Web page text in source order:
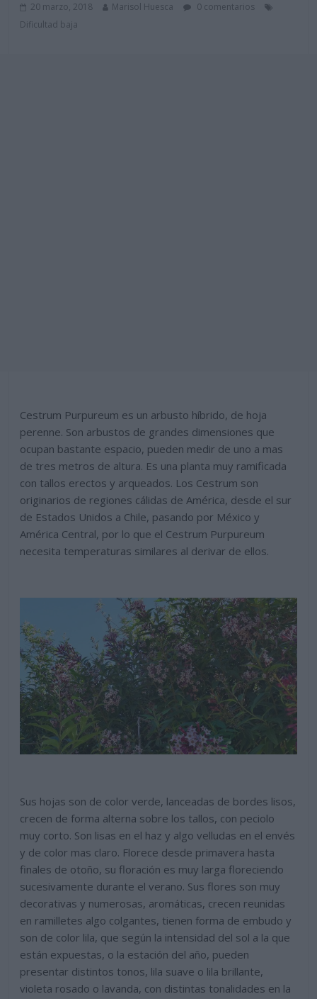
20 marzo, 2018 Marisol Huesca
0 comentarios
Dificultad baja
Cestrum Purpureum es un arbusto híbrido, de hoja
perenne. Son arbustos de grandes dimensiones que
ocupan bastante espacio, pueden medir de uno a mas
de tres metros de altura. Es una planta muy ramificada
con tallos erectos y arqueados. Los Cestrum son
originarios de regiones cálidas de América, desde el sur
de Estados Unidos a Chile, pasando por México y
América Central, por lo que el Cestrum Purpureum
necesita temperaturas similares al derivar de ellos.
Sus hojas son de color verde, lanceadas de bordes lisos,
crecen de forma alterna sobre los tallos, con peciolo
muy corto. Son lisas en el haz y algo velludas en el envés
y de color mas claro. Florece desde primavera hasta
finales de otoño, su floración es muy larga floreciendo
sucesivamente durante el verano. Sus flores son muy
decorativas y numerosas, aromáticas, crecen reunidas
en ramilletes algo colgantes, tienen forma de embudo y
son de color lila, que según la intensidad del sol a la que
están expuestas, o la estación del año, pueden
presentar distintos tonos, lila suave o lila brillante,
violeta rosado o lavanda, con distintas tonalidades en la